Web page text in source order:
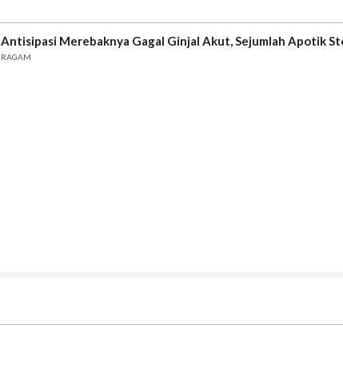
Antisipasi Merebaknya Gagal Ginjal Akut, Sejumlah Apotik
RAGAM